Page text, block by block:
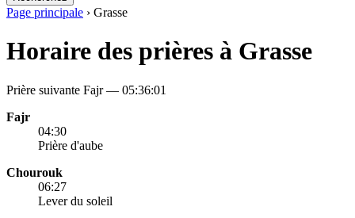
Page principale › Grasse
Horaire des prières à Grasse
Prière suivante Fajr — 05:36:01
Fajr
04:30
Prière d'aube
Chourouk
06:27
Lever du soleil